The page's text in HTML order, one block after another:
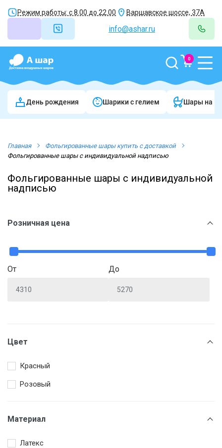
Режим работы: с 8.00 до 22.00 Варшавское шоссе, 37А
info@ashar.ru
0
День рождения Шарики c гелием Шары на
Главная
Фольгированные шары купить с доставкой
Фольгированные шары с индивидуальной надписью
Фольгированные шары с индивидуальной
надписью
Розничная цена
От До
Цвет
Красный
Розовый
Материал
Латекс